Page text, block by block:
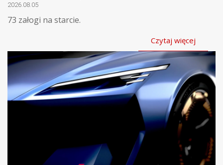
2026.08.05
73 załogi na starcie.
Czytaj więcej